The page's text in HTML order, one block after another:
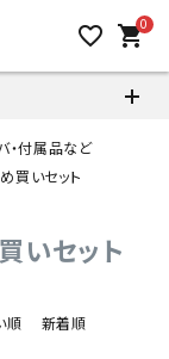
favorite_border 0
shopping_cart
・付属品など
買いセット
いセット
順
新着順